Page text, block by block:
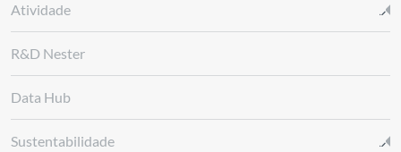
Atividade
R&D Nester
Data Hub
Sustentabilidade